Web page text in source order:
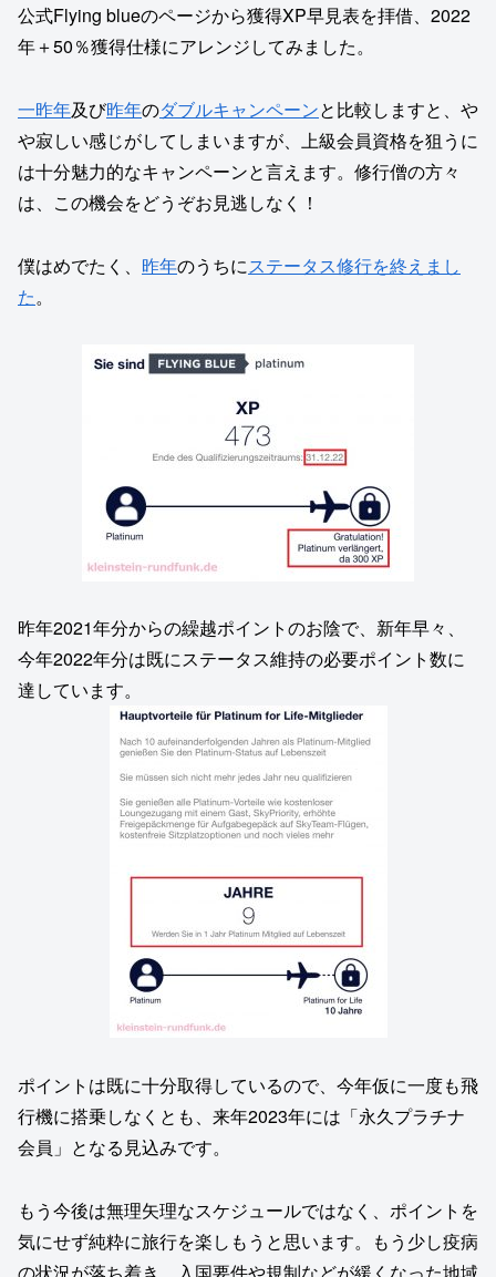
公式Flying blueのページから獲得XP早見表を拝借、2022
年＋50％獲得仕様にアレンジしてみました。
一昨年及び昨年のダブルキャンペーンと比較しますと、や
や寂しい感じがしてしまいますが、上級会員資格を狙うに
は十分魅力的なキャンペーンと言えます。修行僧の方々
は、この機会をどうぞお見逃しなく！
僕はめでたく、 昨年のうちにステータス修行を終えまし
た。
昨年2021年分からの繰越ポイントのお陰で、新年早々、
今年2022年分は既にステータス維持の必要ポイント数に
達しています。
ポイントは既に十分取得しているので、今年仮に一度も飛
行機に搭乗しなくとも、来年2023年には「永久プラチナ
会員」となる見込みです。
もう今後は無理矢理なスケジュールではなく、ポイントを
気にせず純粋に旅行を楽しもうと思います。もう少し疫病